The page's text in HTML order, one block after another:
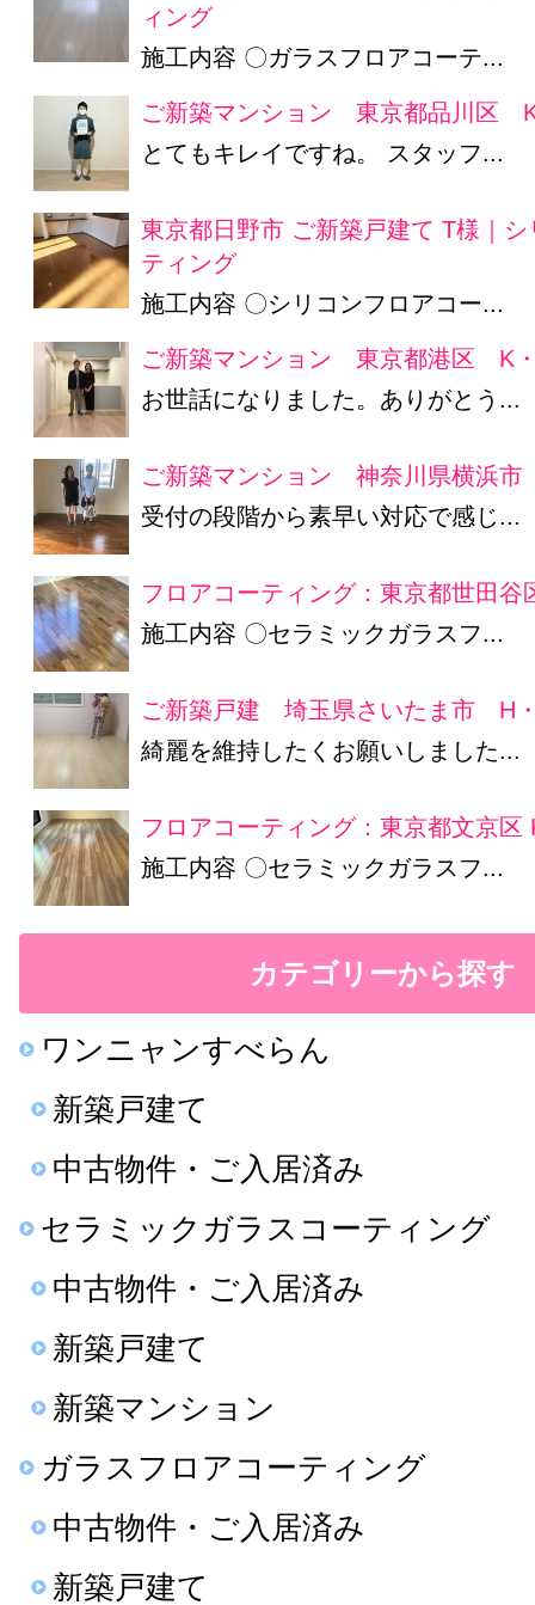
ィング
施工内容 〇ガラスフロアコーテ...
ご新築マンション 東京都品川区
とてもキレイですね。 スタッフ...
東京都日野市 ご新築戸建て T様｜
ティング
施工内容 〇シリコンフロアコー...
ご新築マンション 東京都港区 K
お世話になりました。ありがとう...
ご新築マンション 神奈川県横浜
受付の段階から素早い対応で感じ...
フロアコーティング：東京都世田谷
施工内容 〇セラミックガラスフ...
ご新築戸建 埼玉県さいたま市 H
綺麗を維持したくお願いしました...
フロアコーティング：東京都文京区
施工内容 〇セラミックガラスフ...
カテゴリーから探す
ワンニャンすべらん
新築戸建て
中古物件・ご入居済み
セラミックガラスコーティング
中古物件・ご入居済み
新築戸建て
新築マンション
ガラスフロアコーティング
中古物件・ご入居済み
新築戸建て